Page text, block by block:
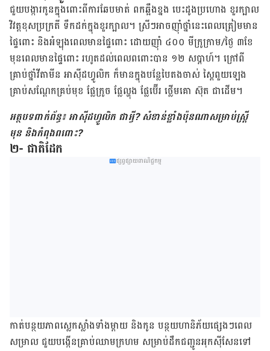
ជួយ​បង្ការ​កូន​ក្នុង​ពោះ​ពី​ការ​ឆែបមាត់ ពក​ឆ្អឹង​ខ្នង បេះដូង​ប្រហោង ខួរក្បាល​
វិវត្ត​ខុស​ប្រក្រតី ទឹក​ដក់​ក្នុង​ខួរ​ក្បាល។ ស្រីៗ​អាច​ញ៉ាំ​ថ្នាំ​នេះ​ពេល​ត្រៀម​មាន​
ផ្ទៃពោះ និង​អំឡុង​ពេល​មាន​ផ្ទៃពោះ ដោយ​ញ៉ាំ ៤០០ មីក្រូក្រាម/ថ្ងៃ ៣ខែ ​​
មុន​ពេល​មាន​ផ្ទៃ​ពោះ ​រហូត​ដល់​ពេល​ពពោះ​បាន ១២ សប្តាហ៍។ ក្រៅ​​ពី​
គ្រាប់ថ្នាំវីតាមីន អាស៊ីដ​​​ហ្វូ​លិក ក៏មាន​ក្នុង​បន្លែ​បៃតង​ចាស់ ស្ពៃពួយឡេង
គ្រាប់​សណ្តែក​គ្រប់​មុខ ផ្លែក្រូច ផ្លែល្ហុង ផ្លែប៊ើរ ថ្លើមគោ ស៊ុត ជាដើម។
អត្ថបទពាក់ព័ន្ធ៖ អាស៊ីដហ្វូលិក ជាអ្វី? សំខាន់ខ្លាំងប៉ុនណាសម្រាប់ស្ត្រី
មុន និងកំពុងពពោះ?
២- ជាតិដែក
ផ្សព្វផ្សាយពាណិជ្ជកម្ម
កាត់​បន្ថយ​ភាព​ស្លេក​ស្លាំង​ទាំង​ម្តាយ និង​កូន បន្ថយ​ហានិភ័យ​ផ្សេងៗ​ពេល​
សម្រាល ជួយ​បង្កើន​គ្រាប់​ឈាម​ក្រហម សម្រាប់​ដឹក​ជញ្ជូន​អុកស៊ីសែន​ទៅ​